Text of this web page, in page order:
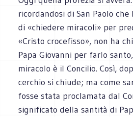
ricordandosi di San Paolo che
di «chiedere miracoli» per
«Cristo crocefisso», non ha
Papa Giovanni per farlo
miracolo è il Concilio. Così,
cerchio si chiude; ma come
fosse stata proclamata dal
significato della santità di